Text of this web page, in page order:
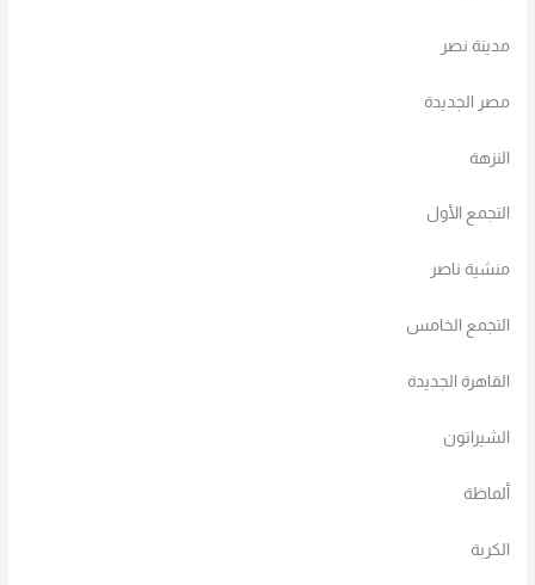
مدينة نصر
مصر الجديدة
النزهة
التجمع الأول
منشية ناصر
التجمع الخامس
القاهرة الجديدة
الشيراتون
ألماظة
الكربة